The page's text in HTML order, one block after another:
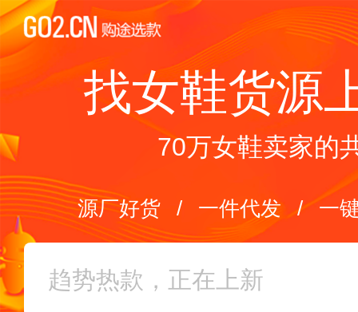
找女鞋货源
70万女鞋卖家的
源厂好货 / 一件代发 / 一